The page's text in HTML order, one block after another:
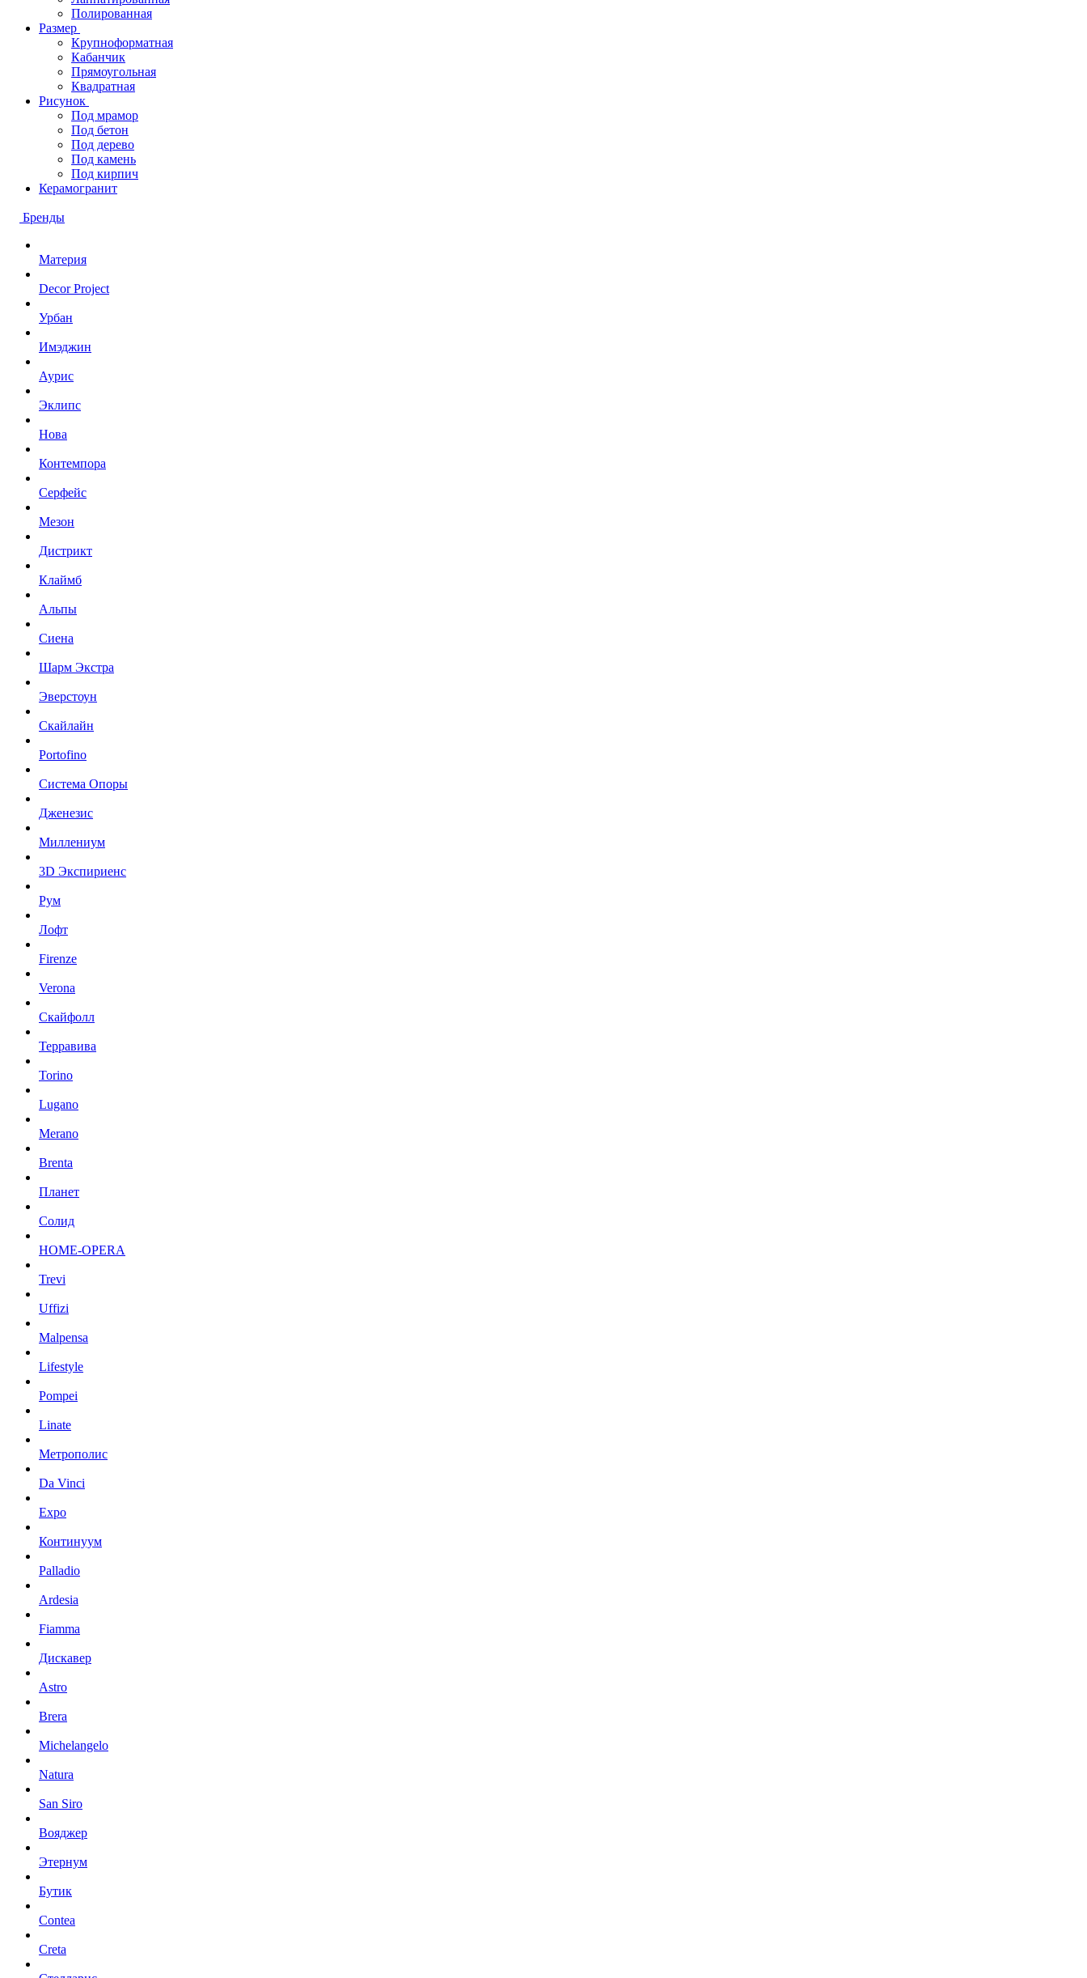
Полированная
Размер
Крупноформатная
Кабанчик
Прямоугольная
Квадратная
Рисунок
Под мрамор
Под бетон
Под дерево
Под камень
Под кирпич
Керамогранит
Бренды
Материя
Decor Project
Урбан
Имэджин
Аурис
Эклипс
Нова
Контемпора
Серфейс
Мезон
Дистрикт
Клаймб
Альпы
Сиена
Шарм Экстра
Эверстоун
Скайлайн
Portofino
Система Опоры
Дженезис
Миллениум
3D Экспириенс
Рум
Лофт
Firenze
Verona
Скайфолл
Терравива
Torino
Lugano
Merano
Brenta
Планет
Солид
HOME-OPERA
Trevi
Uffizi
Malpensa
Lifestyle
Pompei
Linate
Метрополис
Da Vinci
Expo
Континуум
Palladio
Ardesia
Fiamma
Дискавер
Astro
Brera
Michelangelo
Natura
San Siro
Вояджер
Этернум
Бутик
Contea
Creta